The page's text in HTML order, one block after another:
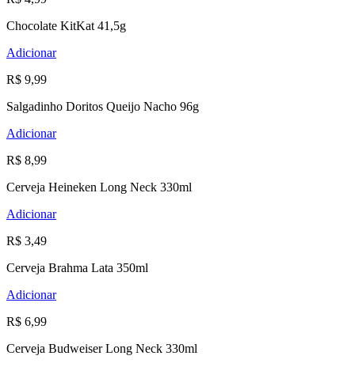
Chocolate KitKat 41,5g
Adicionar
R$ 9,99
Salgadinho Doritos Queijo Nacho 96g
Adicionar
R$ 8,99
Cerveja Heineken Long Neck 330ml
Adicionar
R$ 3,49
Cerveja Brahma Lata 350ml
Adicionar
R$ 6,99
Cerveja Budweiser Long Neck 330ml